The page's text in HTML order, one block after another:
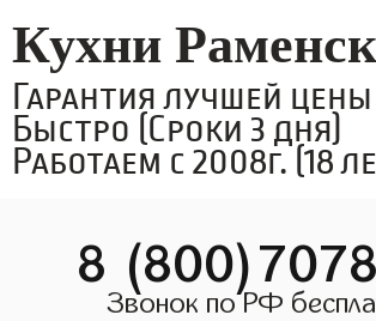
Кухни
Гарантия лучшей цены
Быстро (Сроки 3 дня)
Работаем с 2008г. (18
8
Звонок по РФ